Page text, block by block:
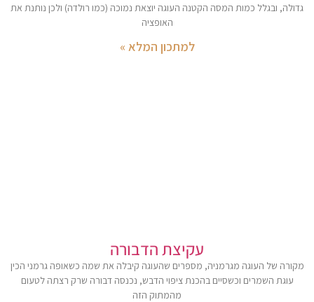
גדולה, ובגלל כמות המסה הקטנה העוגה יוצאת נמוכה (כמו רולדה) ולכן נותנת את
האופציה
למתכון המלא »
עקיצת הדבורה
מקורה של העוגה מגרמניה, מספרים שהעוגה קיבלה את שמה כשאופה גרמני הכין
עוגת השמרים וכשסיים בהכנת ציפוי הדבש, נכנסה דבורה שרק רצתה לטעום
מהמתוק הזה